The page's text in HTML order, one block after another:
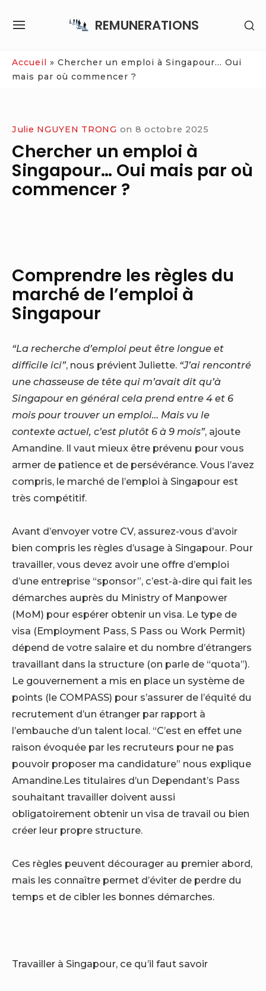
REMUNERATIONS
SITE
Accueil » Chercher un emploi à Singapour… Oui
mais par où commencer ?
Julie NGUYEN TRONG on 8 octobre 2025
Chercher un emploi à
Singapour… Oui mais par où
commencer ?
Comprendre les règles du
marché de l’emploi à
Singapour
“La recherche d’emploi peut être longue et
difficile ici”, nous prévient Juliette. “J’ai rencontré
une chasseuse de tête qui m’avait dit qu’à
Singapour en général cela prend entre 4 et 6
mois pour trouver un emploi… Mais vu le
contexte actuel, c’est plutôt 6 à 9 mois”, ajoute
Amandine. Il vaut mieux être prévenu pour vous
armer de patience et de persévérance. Vous l’avez
compris, le marché de l’emploi à Singapour est
très compétitif.
Avant d’envoyer votre CV, assurez-vous d’avoir
bien compris les règles d’usage à Singapour. Pour
travailler, vous devez avoir une offre d’emploi
d’une entreprise “sponsor”, c’est-à-dire qui fait les
démarches auprès du Ministry of Manpower
(MoM) pour espérer obtenir un visa. Le type de
visa (Employment Pass, S Pass ou Work Permit)
dépend de votre salaire et du nombre d’étrangers
travaillant dans la structure (on parle de “quota”).
Le gouvernement a mis en place un système de
points (le COMPASS) pour s’assurer de l’équité du
recrutement d’un étranger par rapport à
l’embauche d’un talent local. “C’est en effet une
raison évoquée par les recruteurs pour ne pas
pouvoir proposer ma candidature” nous explique
Amandine.Les titulaires d’un Dependant’s Pass
souhaitant travailler doivent aussi
obligatoirement obtenir un visa de travail ou bien
créer leur propre structure.
Ces règles peuvent décourager au premier abord,
mais les connaître permet d’éviter de perdre du
temps et de cibler les bonnes démarches.
Travailler à Singapour, ce qu’il faut savoir